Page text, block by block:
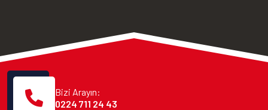
Bizi Arayın:
0224 711 24 43